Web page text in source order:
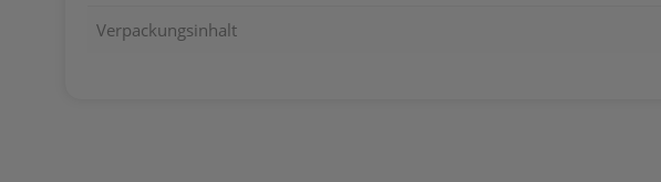
Verpackungsinhalt